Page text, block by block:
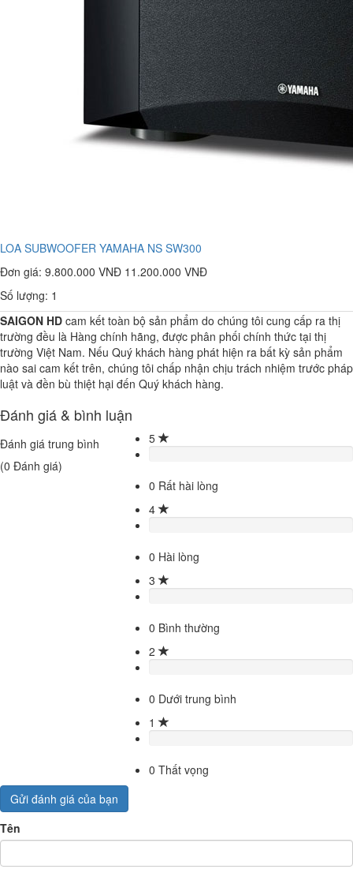
LOA SUBWOOFER YAMAHA NS SW300
Đơn giá: 9.800.000 VNĐ 11.200.000 VNĐ
Số lượng: 1
SAIGON HD cam kết toàn bộ sản phẩm do chúng tôi cung cấp ra thị
trường đều là Hàng chính hãng, được phân phối chính thức tại thị
trường Việt Nam. Nếu Quý khách hàng phát hiện ra bất kỳ sản phẩm
nào sai cam kết trên, chúng tôi chấp nhận chịu trách nhiệm trước pháp
luật và đền bù thiệt hại đến Quý khách hàng.
Đánh giá & bình luận
Đánh giá trung bình
(0 Đánh giá)
5
0 Rất hài lòng
4
0 Hài lòng
3
0 Bình thường
2
0 Dưới trung bình
1
0 Thất vọng
Gửi đánh giá của bạn
Tên